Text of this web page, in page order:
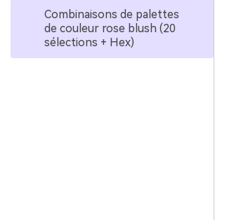
Combinaisons de palettes
de couleur rose blush (20
sélections + Hex)